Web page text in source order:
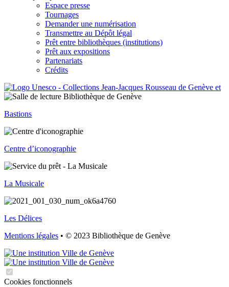
Espace presse
Tournages
Demander une numérisation
Transmettre au Dépôt légal
Prêt entre bibliothèques (institutions)
Prêt aux expositions
Partenariats
Crédits
Bastions
Centre d’iconographie
La Musicale
Les Délices
Mentions légales • © 2023 Bibliothèque de Genève
Cookies fonctionnels